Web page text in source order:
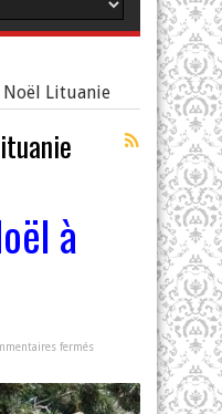
Noël Lituanie
à
fermés
Noël
à
Vilnius